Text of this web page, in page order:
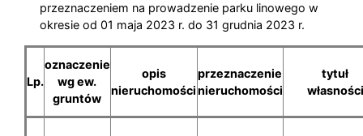
przeznaczeniem na prowadzenie parku linowego w
okresie od 01 maja 2023 r. do 31 grudnia 2023 r.
Lp.
oznaczenie
wg ew.
gruntów
opis
nieruchomości
przeznaczenie
nieruchomości
tytuł
własności